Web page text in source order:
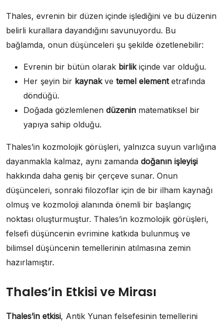
Thales, evrenin bir düzen içinde işlediğini ve bu düzenin
belirli kurallara dayandığını savunuyordu. Bu
bağlamda, onun düşünceleri şu şekilde özetlenebilir:
Evrenin bir bütün olarak birlikiçinde var olduğu.
Her şeyin bir kaynakve temel elementetrafında
döndüğü.
Doğada gözlemlenen düzenin matematiksel bir
yapıya sahip olduğu.
Thales’in kozmolojik görüşleri, yalnızca suyun varlığına
dayanmakla kalmaz, aynı zamanda doğanın işleyişi
hakkında daha geniş bir çerçeve sunar. Onun
düşünceleri, sonraki filozoflar için de bir ilham kaynağı
olmuş ve kozmoloji alanında önemli bir başlangıç
noktası oluşturmuştur. Thales’in kozmolojik görüşleri,
felsefi düşüncenin evrimine katkıda bulunmuş ve
bilimsel düşüncenin temellerinin atılmasına zemin
hazırlamıştır.
Thales’in Etkisi ve Mirası
Thales’in etkisi, Antik Yunan felsefesinin temellerini